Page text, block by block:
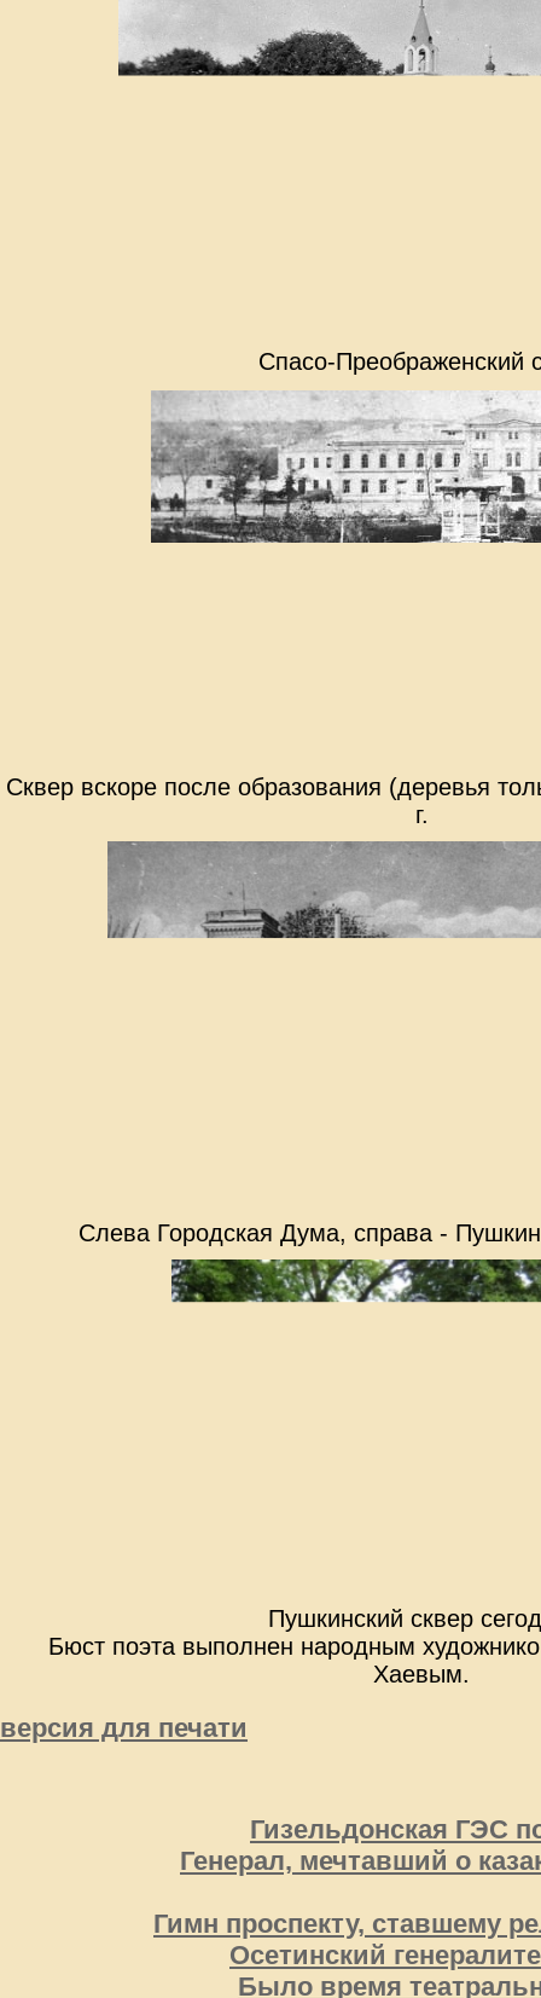
Спасо-Преображенский
Сквер вскоре после образования (деревья
г.
Слева Городская Дума, справа -
Пушкинский сквер
Бюст поэта выполнен народным
Хаевым.
версия для печати
Гизельдонская ГЭС
Генерал, мечтавший о
Гимн проспекту, ставшему
Осетинский
Было время